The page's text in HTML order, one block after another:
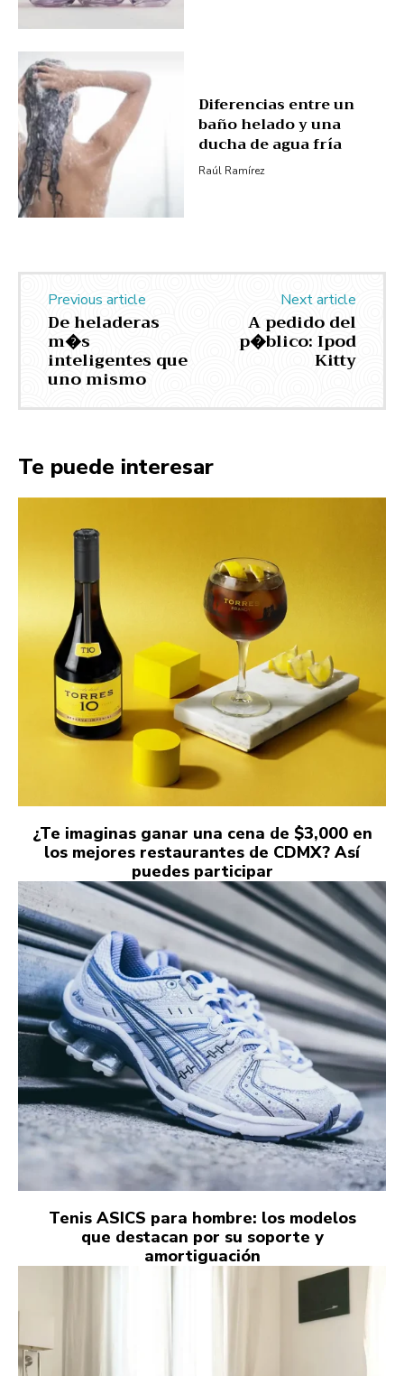
Diferencias entre un
baño helado y una
ducha de agua fría
Raúl Ramírez
Previous article
De heladeras
m�s
inteligentes que
uno mismo
Next article
A pedido del
p�blico: Ipod
Kitty
Te puede interesar
¿Te imaginas ganar una cena de $3,000 en
los mejores restaurantes de CDMX? Así
puedes participar
Tenis ASICS para hombre: los modelos
que destacan por su soporte y
amortiguación